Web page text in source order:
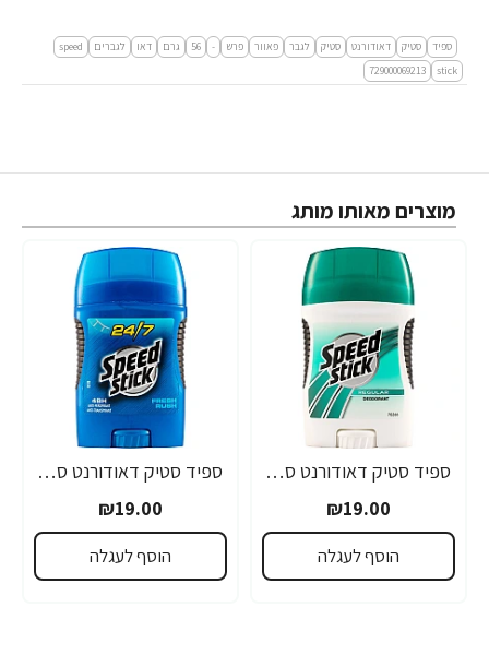
ספיד סטיק דאודורנט סטיק לגבר פאוור פרש -
56 גרם דאו לגברים
speed
stick
729000069213
מוצרים מאותו מותג
ספיד סטיק דאודורנט סטיק לגבר - 56 גרם
₪19.00
הוסף לעגלה
ספיד סטיק דאודורנט סטיק לגבר 24/7 פרש ראש - 50 גרם
₪19.00
הוסף לעגלה